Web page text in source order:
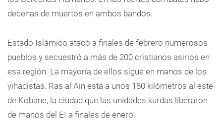
decenas de muertos en ambos bandos.
Estado Islámico atacó a finales de febrero numerosos
pueblos y secuestró a más de 200 cristianos asirios en
esa región. La mayoría de ellos sigue en manos de los
yihadistas. Ras al Ain está a unos 180 kilómetros al este
de Kobane, la ciudad que las unidades kurdas liberaron
de manos del EI a finales de enero.